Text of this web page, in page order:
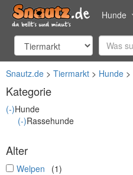
Hunde
Snautz.de Tiermarkt Hunde
Kategorie
(-)Hunde
(-)Rassehunde
Alter
undefined
Welpen (1)